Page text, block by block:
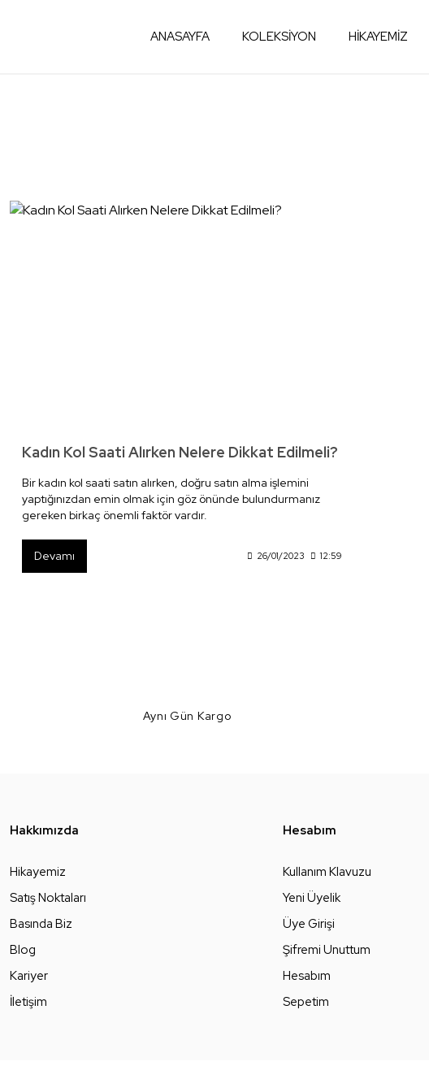
ANASAYFA KOLEKSİYON HİKAYEMİZ
Kadın Kol Saati Alırken Nelere Dikkat Edilmeli?
Bir kadın kol saati satın alırken, doğru satın alma işlemini
yaptığınızdan emin olmak için göz önünde bulundurmanız
gereken birkaç önemli faktör vardır.
Devamı 26/01/2023 12:59
Aynı Gün Kargo
Hakkımızda
Hikayemiz
Satış Noktaları
Basında Biz
Blog
Kariyer
İletişim
Hesabım
Kullanım Klavuzu
Yeni Üyelik
Üye Girişi
Şifremi Unuttum
Hesabım
Sepetim